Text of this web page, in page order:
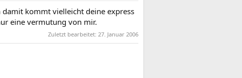
kommt vielleicht deine express
eine vermutung von mir.
Zuletzt bearbeitet: 27. Januar 2006